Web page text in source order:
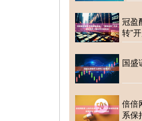
冠盈
转”
国盛
倍倍
系保